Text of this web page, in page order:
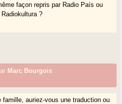
façon repris par Radio País ou
Radiokultura ?
Marc Bourgois
famille, auriez-vous une traduction ou